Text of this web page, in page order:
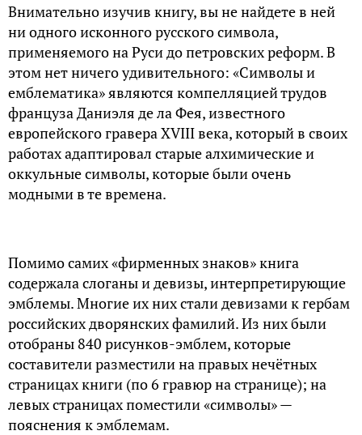
Внимательно изучив книгу, вы не найдете в ней
ни одного исконного русского символа,
применяемого на Руси до петровских реформ. В
этом нет ничего удивительного: «Символы и
емблематика» являются компелляцией трудов
француза Даниэля де ла Фея, известного
европейского гравера XVIII века, который в своих
работах адаптировал старые алхимические и
оккульные символы, которые были очень
модными в те времена.
Помимо самих «фирменных знаков» книга
содержала слоганы и девизы, интерпретирующие
эмблемы. Многие их них стали девизами к гербам
российских дворянских фамилий. Из них были
отобраны 840 рисунков-эмблем, которые
составители разместили на правых нечётных
страницах книги (по 6 гравюр на странице); на
левых страницах поместили «символы» —
пояснения к эмблемам.